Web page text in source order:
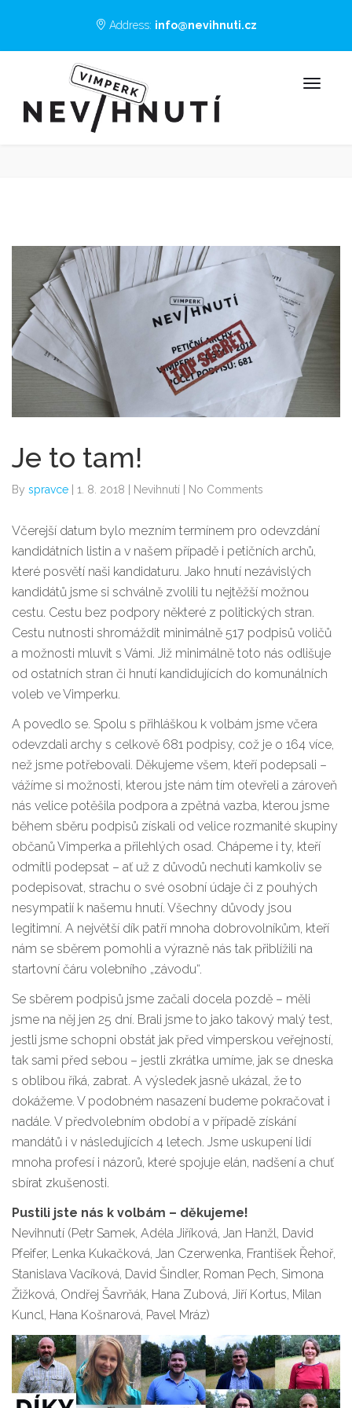
Address: info@nevihnuti.cz
Je to tam!
By spravce 1. 8. 2018 Nevihnutí No Comments
Včerejší datum bylo mezním termínem pro odevzdání
kandidátních listin a v našem případě i petičních archů,
které posvětí naši kandidaturu. Jako hnutí nezávislých
kandidátů jsme si schválně zvolili tu nejtěžší možnou
cestu. Cestu bez podpory některé z politických stran.
Cestu nutnosti shromáždit minimálně 517 podpisů voličů
a možnosti mluvit s Vámi. Již minimálně toto nás odlišuje
od ostatních stran či hnutí kandidujících do komunálních
voleb ve Vimperku.
A povedlo se. Spolu s přihláškou k volbám jsme včera
odevzdali archy s celkově 681 podpisy, což je o 164 více,
než jsme potřebovali. Děkujeme všem, kteří podepsali –
vážíme si možnosti, kterou jste nám tím otevřeli a zároveň
nás velice potěšila podpora a zpětná vazba, kterou jsme
během sběru podpisů získali od velice rozmanité skupiny
občanů Vimperka a přilehlých osad. Chápeme i ty, kteří
odmítli podepsat – ať už z důvodů nechuti kamkoliv se
podepisovat, strachu o své osobní údaje či z pouhých
nesympatií k našemu hnutí. Všechny důvody jsou
legitimní. A největší dík patří mnoha dobrovolníkům, kteří
nám se sběrem pomohli a výrazně nás tak přiblížili na
startovní čáru volebního „závodu“.
Se sběrem podpisů jsme začali docela pozdě – měli
jsme na něj jen 25 dní. Brali jsme to jako takový malý test,
jestli jsme schopni obstát jak před vimperskou veřejností,
tak sami před sebou – jestli zkrátka umíme, jak se dneska
s oblibou říká, zabrat. A výsledek jasně ukázal, že to
dokážeme. V podobném nasazení budeme pokračovat i
nadále. V předvolebním období a v případě získání
mandátů i v následujících 4 letech. Jsme uskupení lidí
mnoha profesí i názorů, které spojuje elán, nadšení a chuť
sbírat zkušenosti.
Pustili jste nás k volbám – děkujeme!
Nevihnutí (Petr Samek, Adéla Jiříková, Jan Hanžl, David
Pfeifer, Lenka Kukačková, Jan Czerwenka, František Řehoř,
Stanislava Vacíková, David Šindler, Roman Pech, Simona
Žižková, Ondřej Šavrňák, Hana Zubová, Jiří Kortus, Milan
Kuncl, Hana Košnarová, Pavel Mráz)